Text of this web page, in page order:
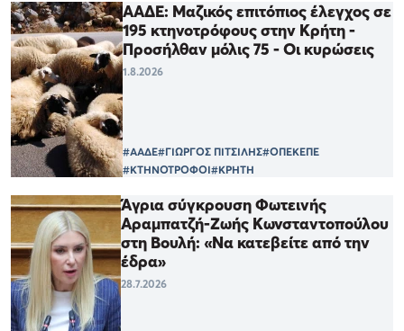
ΑΑΔΕ: Μαζικός επιτόπιος έλεγχος σε
195 κτηνοτρόφους στην Κρήτη -
Προσήλθαν μόλις 75 - Οι κυρώσεις
1.8.2026
#ΑΑΔΕ#ΓΙΩΡΓΟΣ ΠΙΤΣΙΛΗΣ#ΟΠΕΚΕΠΕ
#ΚΤΗΝΟΤΡΟΦΟΙ#ΚΡΗΤΗ
Άγρια σύγκρουση Φωτεινής
Αραμπατζή-Ζωής Κωνσταντοπούλου
στη Βουλή: «Να κατεβείτε από την
έδρα»
28.7.2026